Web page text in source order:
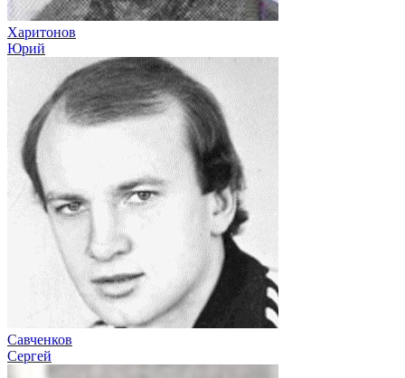
Харитонов
Юрий
Савченков
Сергей